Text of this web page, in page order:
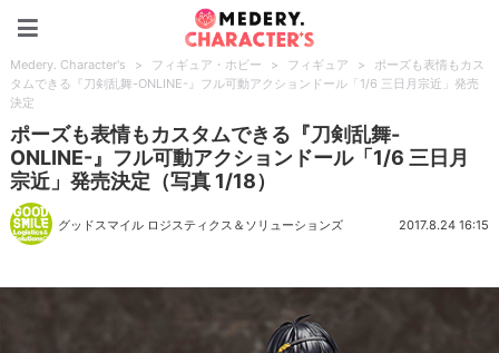
Medery. Character's > フィギュア・ホビー > フィギュア >
ポーズも表情もカス
タムできる『刀剣乱舞-ONLINE-』フル可動アクションドール「1/6 三日月宗近」発売
決定
ポーズも表情もカスタムできる『刀剣乱舞-
ONLINE-』フル可動アクションドール「1/6 三日月
宗近」発売決定（写真 1/18）
グッドスマイル ロジスティクス＆ソリューションズ 2017.8.24 16:15